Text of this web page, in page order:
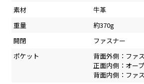
素材
牛革
重量
約370g
開閉
ファスナー
ポケット
背面外側：ファ
正面内側：オー
背面内側：ファ